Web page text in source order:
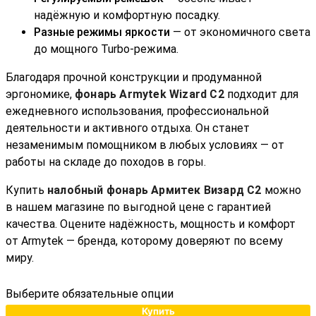
надёжную и комфортную посадку.
Разные режимы яркости — от экономичного света
до мощного Turbo-режима.
Благодаря прочной конструкции и продуманной
эргономике, фонарь Armytek Wizard C2подходит для
ежедневного использования, профессиональной
деятельности и активного отдыха. Он станет
незаменимым помощником в любых условиях — от
работы на складе до походов в горы.
Купить налобный фонарь Армитек Визард С2 можно
в нашем магазине по выгодной цене с гарантией
качества. Оцените надёжность, мощность и комфорт
от Armytek — бренда, которому доверяют по всему
миру.
Выберите обязательные опции
Купить